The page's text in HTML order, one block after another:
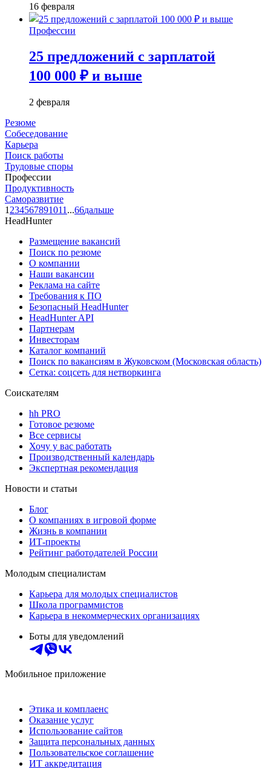
16 февраля
Профессии
25 предложений с зарплатой
100 000 ₽ и выше
2 февраля
Резюме
Собеседование
Карьера
Поиск работы
Трудовые споры
Профессии
Продуктивность
Саморазвитие
1 234567891011 ...66дальше
HeadHunter
Размещение вакансий
Поиск по резюме
О компании
Наши вакансии
Реклама на сайте
Требования к ПО
Безопасный HeadHunter
HeadHunter API
Партнерам
Инвесторам
Каталог компаний
Поиск по вакансиям в Жуковском (Московская область)
Сетка: соцсеть для нетворкинга
Соискателям
hh PRO
Готовое резюме
Все сервисы
Хочу у вас работать
Производственный календарь
Экспертная рекомендация
Новости и статьи
Блог
О компаниях в игровой форме
Жизнь в компании
ИТ-проекты
Рейтинг работодателей России
Молодым специалистам
Карьера для молодых специалистов
Школа программистов
Карьера в некоммерческих организациях
Боты для уведомлений
Мобильное приложение
Этика и комплаенс
Оказание услуг
Использование сайтов
Защита персональных данных
Пользовательское соглашение
ИТ аккредитация